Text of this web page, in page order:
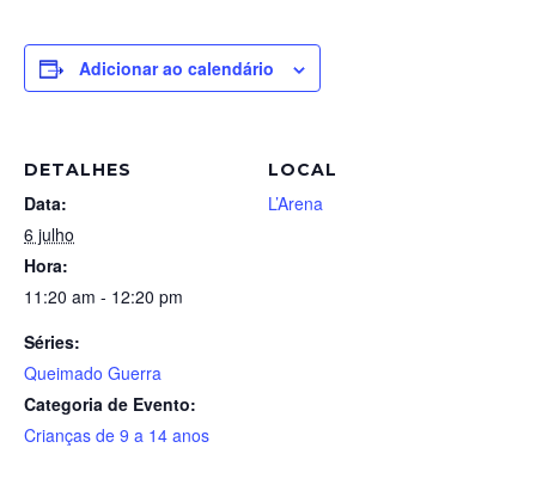
Adicionar ao calendário
DETALHES
Data:
6 julho
Hora:
11:20 am - 12:20 pm
Séries:
Queimado Guerra
Categoria de Evento:
Crianças de 9 a 14 anos
LOCAL
L’Arena